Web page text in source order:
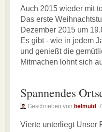
Auch 2015 wieder mit
Das erste
Dezember 2015 um
Es gibt - wie in jedem
und genießt die
Mitmachen lohnt sich
Spannendes
Geschrieben von helmutd
Vierte unterliegt Unser